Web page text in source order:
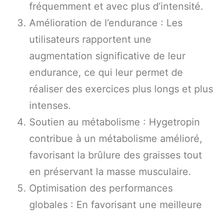
fréquemment et avec plus d’intensité.
Amélioration de l’endurance : Les
utilisateurs rapportent une
augmentation significative de leur
endurance, ce qui leur permet de
réaliser des exercices plus longs et plus
intenses.
Soutien au métabolisme : Hygetropin
contribue à un métabolisme amélioré,
favorisant la brûlure des graisses tout
en préservant la masse musculaire.
Optimisation des performances
globales : En favorisant une meilleure